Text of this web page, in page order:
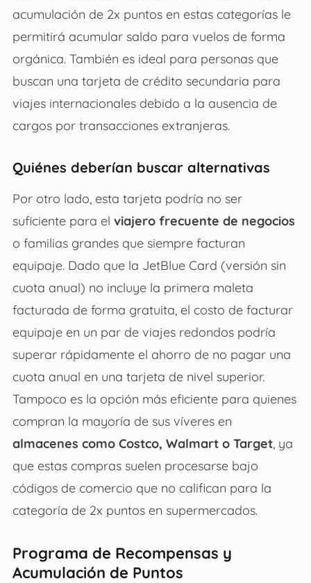
acumulación de 2x puntos en estas categorías le
permitirá acumular saldo para vuelos de forma
orgánica. También es ideal para personas que
buscan una tarjeta de crédito secundaria para
viajes internacionales debido a la ausencia de
cargos por transacciones extranjeras.
Quiénes deberían buscar alternativas
Por otro lado, esta tarjeta podría no ser
suficiente para el viajero frecuente de negocios
o familias grandes que siempre facturan
equipaje. Dado que la JetBlue Card (versión sin
cuota anual) no incluye la primera maleta
facturada de forma gratuita, el costo de facturar
equipaje en un par de viajes redondos podría
superar rápidamente el ahorro de no pagar una
cuota anual en una tarjeta de nivel superior.
Tampoco es la opción más eficiente para quienes
compran la mayoría de sus víveres en
almacenes como Costco, Walmart o Target, ya
que estas compras suelen procesarse bajo
códigos de comercio que no califican para la
categoría de 2x puntos en supermercados.
Programa de Recompensas y
Acumulación de Puntos